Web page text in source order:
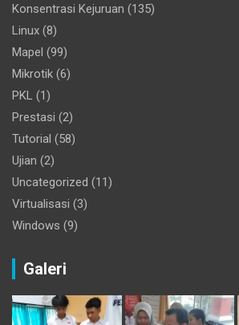
Konsentrasi Kejuruan (135)
Linux (8)
Mapel (99)
Mikrotik (6)
PKL (1)
Prestasi (2)
Tutorial (58)
Ujian (2)
Uncategorized (11)
Virtualisasi (3)
Windows (9)
Galeri